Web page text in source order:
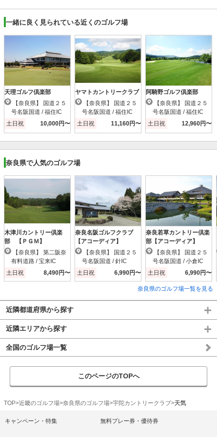
一緒に良く見られている近くのゴルフ場
天理ゴルフ倶楽部
号名阪国道 / 福住IC
土日祝
10,000円〜
ヤマトカントリークラブ
号名阪国道 / 福住IC
土日祝
11,160円〜
阿騎野ゴルフ倶楽部
号名阪国道 / 福住IC
土日祝
12,960円〜
奈良県で人気のゴルフ場
木津川カントリー倶楽
部 【ＰＧＭ】
有料道路 / 宝来IC
土日祝
8,490円〜
奈良名阪ゴルフクラブ
【アコーディア】
号名阪国道 / 針IC
土日祝
6,990円〜
奈良若草カントリー倶楽
部【アコーディア】
号名阪国道 / 小倉IC
土日祝
6,990円〜
奈良県のゴルフ場一覧を見る
近隣都道府県から探す
近隣エリアから探す
全国のゴルフ場一覧
このページのTOPへ
TOP 近畿のゴルフ場 奈良県のゴルフ場 宇陀カントリークラブ 天気
キャンペーン・特集 無料プレー券・優待券